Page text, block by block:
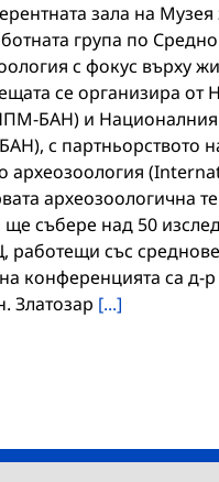
зала на
група по
с фокус върху
се организира от
БАН) и Националния
с партньорството
археозоологична
събере над 50
със
конференцията са д-
Златозар [...]